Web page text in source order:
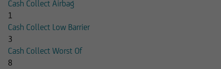
Cash Collect Airbag
1
Cash Collect Low Barrier
3
Cash Collect Worst Of
8
pertanto, verificarne sempre l'attualità.
UniCredit Bank GmbH - Succursale di Milano non
qualsiasi altro sito web tramite il quale -